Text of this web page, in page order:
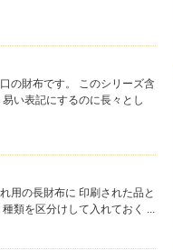
の財布です。 このシリーズ含
い表記にするのに長々とし
用の長財布に 印刷された品と
類を区分けして入れておく ...